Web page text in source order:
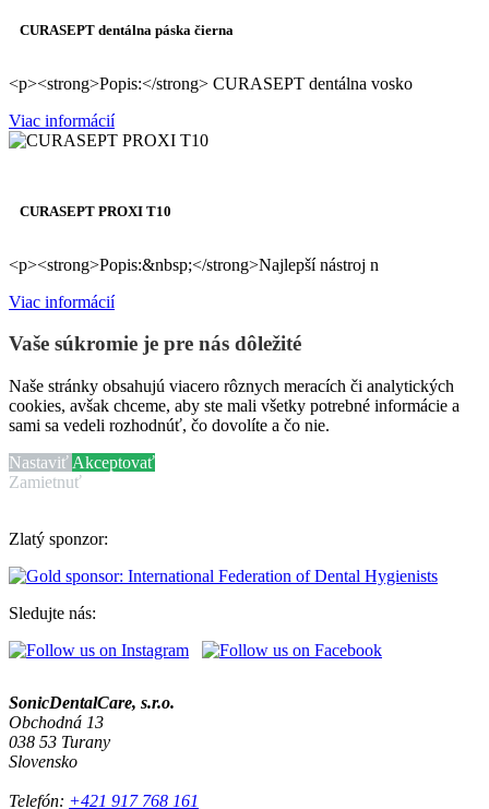
CURASEPT dentálna páska čierna
<p><strong>Popis:</strong> CURASEPT dentálna vosko
Viac informácií
CURASEPT PROXI T10
<p><strong>Popis:&nbsp;</strong>Najlepší nástroj n
Viac informácií
Vaše súkromie je pre nás dôležité
Naše stránky obsahujú viacero rôznych meracích či analytických
cookies, avšak chceme, aby ste mali všetky potrebné informácie a
sami sa vedeli rozhodnúť, čo dovolíte a čo nie.
Nastaviť Akceptovať
Zamietnuť
Zlatý sponzor:
Sledujte nás:
SonicDentalCare, s.r.o.
Obchodná 13
038 53 Turany
Slovensko
Telefón: +421 917 768 161